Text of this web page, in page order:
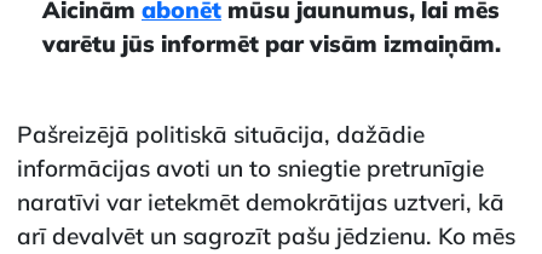
Aicinām abonēt mūsu jaunumus, lai mēs
varētu jūs informēt par visām izmaiņām.
Pašreizējā politiskā situācija, dažādie
informācijas avoti un to sniegtie pretrunīgie
naratīvi var ietekmēt demokrātijas uztveri, kā
arī devalvēt un sagrozīt pašu jēdzienu. Ko mēs